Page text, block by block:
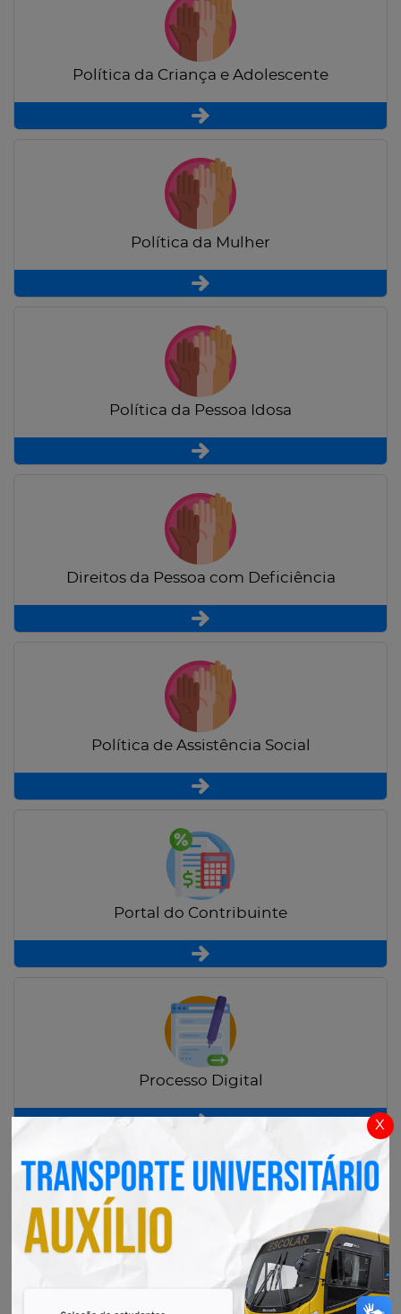
x
Política da Criança e Adolescente
Política da Mulher
Política da Pessoa Idosa
Direitos da Pessoa com Deficiência
Política de Assistência Social
Portal do Contribuinte
Processo Digital
Radar Transparência Pública